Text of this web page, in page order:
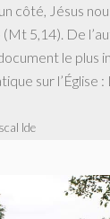
côté, Jésus
(Mt 5,14). De
le plus
sur l’Église :
Ide